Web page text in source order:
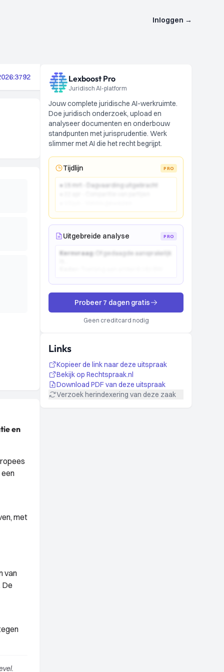
Inloggen →
en
met
van
De
Lexboost Pro
Juridisch AI-platform
Jouw complete juridische AI-werkruimte.
Doe juridisch onderzoek, upload en
analyseer documenten en onderbouw
standpunten met jurisprudentie. Werk
slimmer met AI die het recht begrijpt.
Tijdlijn PRO
● 15 mrt - Dagvaarding uitgebracht
Uitgebreide analyse PRO
Kernvraag:
Of gedaagde aansprakelijk
Probeer 7 dagen gratis
Geen creditcard nodig
Links
Kopieer de link naar deze uitspraak
Bekijk op Rechtspraak.nl
Download PDF van deze uitspraak
Verzoek herindexering van deze zaak